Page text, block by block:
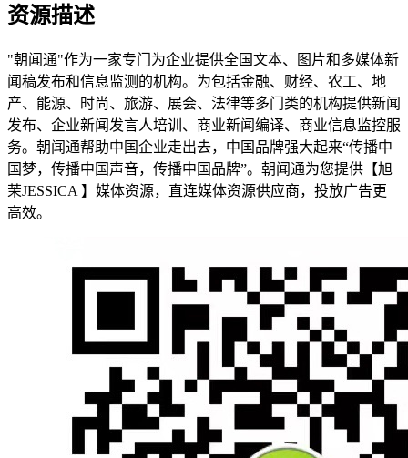
资源描述
"朝闻通"作为一家专门为企业提供全国文本、图片和多媒体新
闻稿发布和信息监测的机构。为包括金融、财经、农工、地
产、能源、时尚、旅游、展会、法律等多门类的机构提供新闻
发布、企业新闻发言人培训、商业新闻编译、商业信息监控服
务。朝闻通帮助中国企业走出去，中国品牌强大起来“传播中
国梦，传播中国声音，传播中国品牌”。朝闻通为您提供【旭
茉JESSICA 】媒体资源，直连媒体资源供应商，投放广告更
高效。